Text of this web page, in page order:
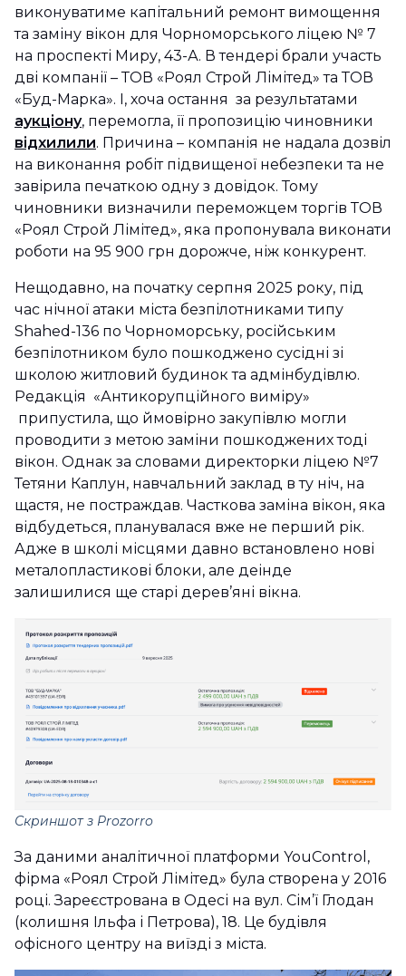
виконуватиме капітальний ремонт вимощення
та заміну вікон для Чорноморського ліцею № 7
на проспекті Миру, 43-А. В тендері брали участь
дві компанії – ТОВ «Роял Строй Лімітед» та ТОВ
«Буд-Марка». І, хоча остання за результатами
аукціону, перемогла, її пропозицію чиновники
відхилили. Причина – компанія не надала дозвіл
на виконання робіт підвищеної небезпеки та не
завірила печаткою одну з довідок. Тому
чиновники визначили переможцем торгів ТОВ
«Роял Строй Лімітед», яка пропонувала виконати
роботи на 95 900 грн дорожче, ніж конкурент.
Нещодавно, на початку серпня 2025 року, під
час нічної атаки міста безпілотниками типу
Shahed-136 по Чорноморську, російським
безпілотником було пошкоджено сусідні зі
школою житловий будинок та адмінбудівлю.
Редакція «Антикорупційного виміру»
припустила, що ймовірно закупівлю могли
проводити з метою заміни пошкоджених тоді
вікон. Однак за словами директорки ліцею №7
Тетяни Каплун, навчальний заклад в ту ніч, на
щастя, не постраждав. Часткова заміна вікон, яка
відбудеться, планувалася вже не перший рік.
Адже в школі місцями давно встановлено нові
металопластикові блоки, але деінде
залишилися ще старі дерев’яні вікна.
Скриншот з Prozorro
За даними аналітичної платформи YouControl,
фірма «Роял Строй Лімітед» була створена у 2016
році. Зареєстрована в Одесі на вул. Сім’ї Глодан
(колишня Ільфа і Петрова), 18. Це будівля
офісного центру на виїзді з міста.